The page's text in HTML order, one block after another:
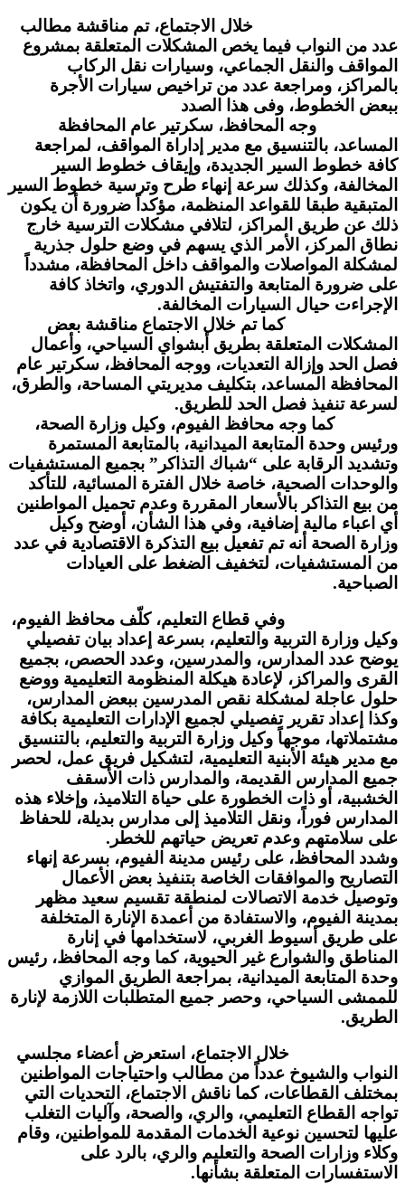
خلال الاجتماع، تم مناقشة مطالب
عدد من النواب فيما يخص المشكلات المتعلقة بمشروع
المواقف والنقل الجماعي، وسيارات نقل الركاب
بالمراكز، ومراجعة عدد من تراخيص سيارات الأجرة
ببعض الخطوط، وفى هذا الصدد
وجه المحافظ، سكرتير عام المحافظة
المساعد، بالتنسيق مع مدير إداراة المواقف، لمراجعة
كافة خطوط السير الجديدة، وإيقاف خطوط السير
المخالفة، وكذلك سرعة إنهاء طرح وترسية خطوط السير
المتبقية طبقا للقواعد المنظمة، مؤكداً ضرورة أن يكون
ذلك عن طريق المراكز، لتلافي مشكلات الترسية خارج
نطاق المركز، الأمر الذي يسهم في وضع حلول جذرية
لمشكلة المواصلات والمواقف داخل المحافظة، مشدداً
على ضرورة المتابعة والتفتيش الدوري، واتخاذ كافة
الإجراءت حيال السيارات المخالفة.
كما تم خلال الاجتماع مناقشة بعض
المشكلات المتعلقة بطريق أبشواي السياحي، وأعمال
فصل الحد وإزالة التعديات، ووجه المحافظ، سكرتير عام
المحافظة المساعد، بتكليف مديريتي المساحة، والطرق،
لسرعة تنفيذ فصل الحد للطريق.
كما وجه محافظ الفيوم، وكيل وزارة الصحة،
ورئيس وحدة المتابعة الميدانية، بالمتابعة المستمرة
وتشديد الرقابة على “شباك التذاكر” بجميع المستشفيات
والوحدات الصحية، خاصة خلال الفترة المسائية، للتأكد
من بيع التذاكر بالأسعار المقررة وعدم تحميل المواطنين
أي اعباء مالية إضافية، وفي هذا الشأن، أوضح وكيل
وزارة الصحة أنه تم تفعيل بيع التذكرة الاقتصادية في عدد
من المستشفيات، لتخفيف الضغط على العيادات
الصباحية.
وفي قطاع التعليم، كلّف محافظ الفيوم،
وكيل وزارة التربية والتعليم، بسرعة إعداد بيان تفصيلي
يوضح عدد المدارس، والمدرسين، وعدد الحصص، بجميع
القرى والمراكز، لإعادة هيكلة المنظومة التعليمية ووضع
حلول عاجلة لمشكلة نقص المدرسين ببعض المدارس،
وكذا إعداد تقرير تفصيلي لجميع الإدارات التعليمية بكافة
مشتملاتها، موجهاً وكيل وزارة التربية والتعليم، بالتنسيق
مع مدير هيئة الأبنية التعليمية، لتشكيل فريق عمل، لحصر
جميع المدارس القديمة، والمدارس ذات الأسقف
الخشبية، أو ذات الخطورة على حياة التلاميذ، وإخلاء هذه
المدارس فوراً، ونقل التلاميذ إلى مدارس بديلة، للحفاظ
على سلامتهم وعدم تعريض حياتهم للخطر.
وشدد المحافظ، على رئيس مدينة الفيوم، بسرعة إنهاء
التصاريح والموافقات الخاصة بتنفيذ بعض الأعمال
وتوصيل خدمة الاتصالات لمنطقة تقسيم سعيد مظهر
بمدينة الفيوم، والاستفادة من أعمدة الإنارة المتخلفة
على طريق أسيوط الغربي، لاستخدامها في إنارة
المناطق والشوارع غير الحيوية، كما وجه المحافظ، رئيس
وحدة المتابعة الميدانية، بمراجعة الطريق الموازي
للممشى السياحي، وحصر جميع المتطلبات اللازمة لإنارة
الطريق.
خلال الاجتماع، استعرض أعضاء مجلسي
النواب والشيوخ عدداً من مطالب واحتياجات المواطنين
بمختلف القطاعات، كما ناقش الاجتماع، التحديات التي
تواجه القطاع التعليمي، والري، والصحة، وآليات التغلب
عليها لتحسين نوعية الخدمات المقدمة للمواطنين، وقام
وكلاء وزارات الصحة والتعليم والري، بالرد على
الاستفسارات المتعلقة بشأنها.